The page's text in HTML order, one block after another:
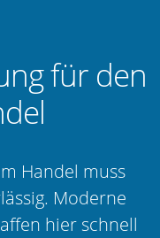
für den
Handel muss
Moderne
hier schnell